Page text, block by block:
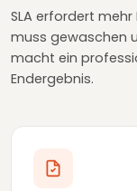
SLA erfordert mehr
muss gewaschen
macht ein
Endergebnis.